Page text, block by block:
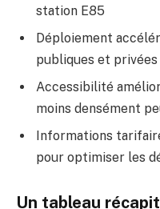
station E85
Déploiement
publiques et privées
Accessibilité
moins densément
Informations
pour optimiser les
Un tableau